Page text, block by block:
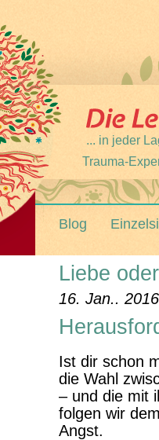
... in jeder
Trauma-
Blog
Liebe
16. Jan.. 2016
Ist dir schon
die Wahl
– und die mit
folgen wir
Angst.